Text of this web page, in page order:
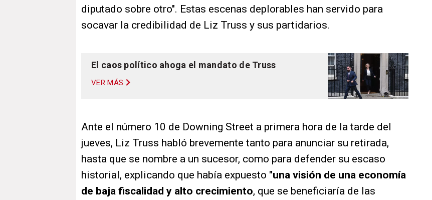
diputado sobre otro". Estas escenas deplorables han servido para
socavar la credibilidad de Liz Truss y sus partidarios.
El caos político ahoga el mandato de Truss
VER MÁS
Ante el número 10 de Downing Street a primera hora de la tarde del
jueves, Liz Truss habló brevemente tanto para anunciar su retirada,
hasta que se nombre a un sucesor, como para defender su escaso
historial, explicando que había expuesto "una visión de una economía
de baja fiscalidad y alto crecimiento, que se beneficiaría de las